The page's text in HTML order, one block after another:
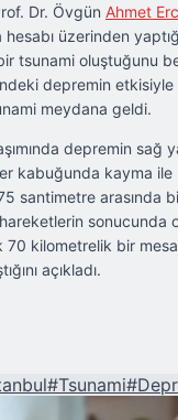
Dr. Övgün Ahmet
üzerinden
tsunami oluştuğunu
depremin
meydana geldi.
depremin sağ
kabuğunda kayma
santimetre arasında
sonucunda
70 kilometrelik bir
açıkladı.
#Tsunami#